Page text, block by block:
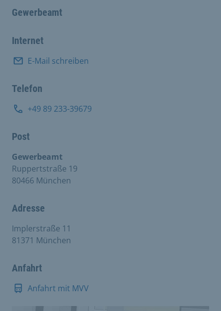
Gewerbeamt
Internet
E-Mail schreiben
Telefon
+49 89 233-39679
Post
Gewerbeamt
Ruppertstraße 19
80466 München
Adresse
Implerstraße 11
81371 München
Anfahrt
Anfahrt mit MVV